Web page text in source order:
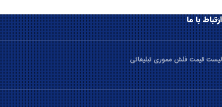
ارتباط با ما
لیست قیمت فلش مموری تبلیغاتی